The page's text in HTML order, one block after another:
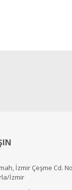
İzmir Çeşme Cd.
İzmir